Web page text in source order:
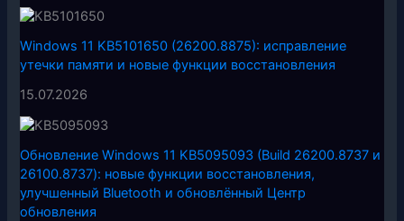
Windows 11 KB5101650 (26200.8875): исправление
утечки памяти и новые функции восстановления
15.07.2026
Обновление Windows 11 KB5095093 (Build 26200.8737 и
26100.8737): новые функции восстановления,
улучшенный Bluetooth и обновлённый Центр
обновления